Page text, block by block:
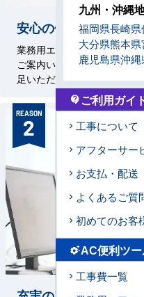
安心の価格設定
業務用エアコン専門店を58
ご案内いたします。施工技
足いただけるサービスをお
REASON
2
九州・沖縄
福岡県長崎県
大分県熊本県
鹿児島県沖縄
contact_support ご利用ガイ
工事について
アフターサー
お支払・配送
よくあるご質
初めてのお客
settings_suggestAC便利ツ
工事費一覧